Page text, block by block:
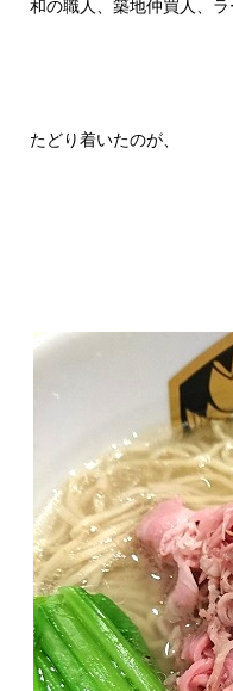
和の職人、築地仲買人、ラ
たどり着いたのが、